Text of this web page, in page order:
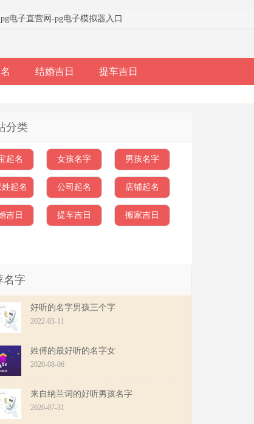
pg电子直营网-pg电子模拟器入口
结婚吉日 提车吉日
分类
起名 女孩名字 男孩名字
姓起名 公司起名 店铺起名
吉日 提车吉日 搬家吉日
名字
好听的名字男孩三个字
2022-03-11
姓傅的最好听的名字女
2020-08-06
来自纳兰词的好听男孩名字
2020-07-31